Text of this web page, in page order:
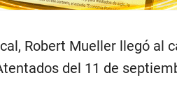
Robert Mueller llegó al
del 11 de